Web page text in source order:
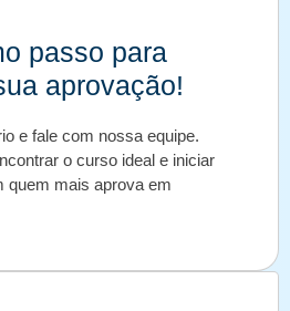
passo para
aprovação!
e fale com nossa equipe.
o curso ideal e iniciar
quem mais aprova em